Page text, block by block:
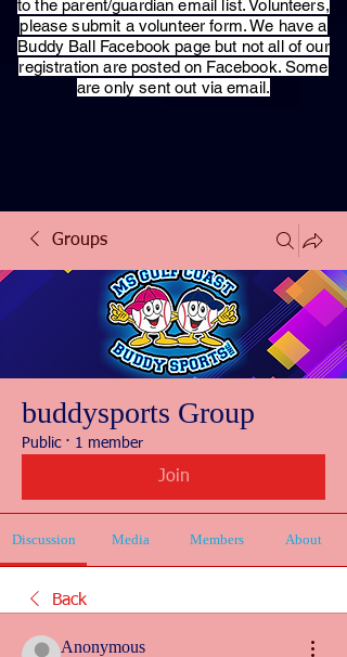
to the parent/guardian email list. Volunteers,
please submit a volunteer form. We have a
Buddy Ball Facebook page but not all of our
registration are posted on Facebook. Some
are only sent out via email.
Groups
buddysports Group
Public · 1 member
Join
Discussion Media Members About
Back
Anonymous